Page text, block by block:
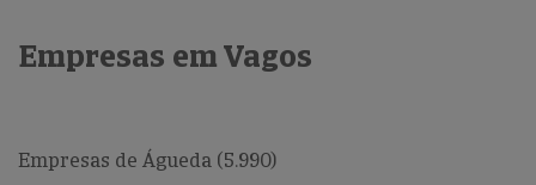
Empresas em Vagos
Empresas de Águeda (5.990)